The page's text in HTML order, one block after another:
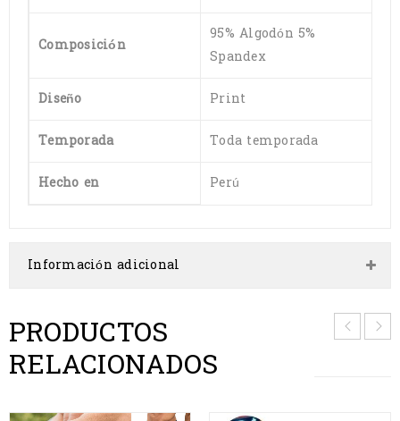
Composición
95% Algodón 5%
Spandex
Diseño
Print
Temporada
Toda temporada
Hecho en
Perú
Información adicional
PRODUCTOS
RELACIONADOS